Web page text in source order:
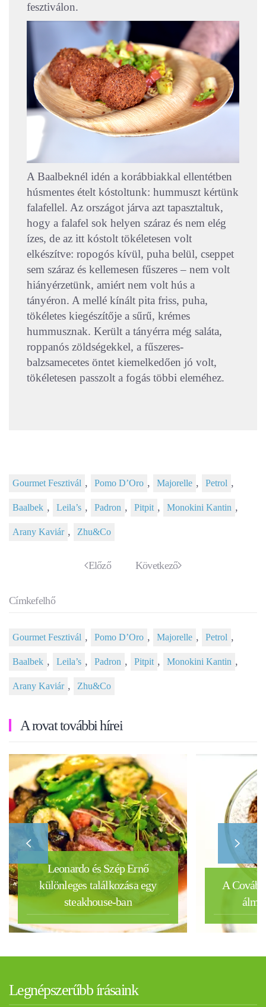
fesztiválon.
A Baalbeknél idén a korábbiakkal ellentétben
húsmentes ételt kóstoltunk: hummuszt kértünk
falafellel. Az országot járva azt tapasztaltuk,
hogy a falafel sok helyen száraz és nem elég
ízes, de az itt kóstolt tökéletesen volt
elkészítve: ropogós kívül, puha belül, cseppet
sem száraz és kellemesen fűszeres – nem volt
hiányérzetünk, amiért nem volt hús a
tányéron. A mellé kínált pita friss, puha,
tökéletes kiegészítője a sűrű, krémes
hummusznak. Került a tányérra még saláta,
roppanós zöldségekkel, a fűszeres-
balzsamecetes öntet kiemelkedően jó volt,
tökéletesen passzolt a fogás többi eleméhez.
Gourmet Fesztivál , Pomo D’Oro , Majorelle , Petrol ,
Baalbek , Leila’s , Padron , Pitpit , Monokini Kantin ,
Arany Kaviár , Zhu&Co
Előző Következő
Címkefelhő
Gourmet Fesztivál , Pomo D’Oro , Majorelle , Petrol ,
Baalbek , Leila’s , Padron , Pitpit , Monokini Kantin ,
Arany Kaviár , Zhu&Co
A rovat további hírei
Leonardo és Szép Ernő
különleges találkozása egy
steakhouse-ban
A
Legnépszerűbb írásaink